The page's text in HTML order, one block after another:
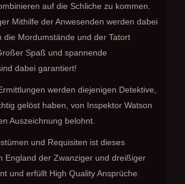
auf die Schliche zu kommen.
Mithilfe der Anwesenden werden dabei
die Mordumstände und der Tatort
Spaß und spannende
dabei garantiert!
werden diejenigen Detektive,
gelöst haben, von Inspektor Watson
Auszeichnung belohnt.
und Requisiten ist dieses
England der Zwanziger und dreißiger
und erfüllt High Quality Ansprüche.